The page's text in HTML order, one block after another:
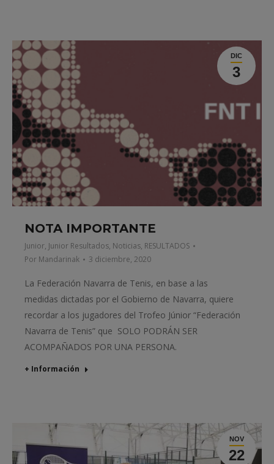
DIC
3
NOTA IMPORTANTE
Junior, Junior Resultados, Noticias, RESULTADOS
Por Mandarinak 3 diciembre, 2020
La Federación Navarra de Tenis, en base a las
medidas dictadas por el Gobierno de Navarra, quiere
recordar a los jugadores del Trofeo Júnior “Federación
Navarra de Tenis” que SOLO PODRÁN SER
ACOMPAÑADOS POR UNA PERSONA.
+ Información
NOV
22